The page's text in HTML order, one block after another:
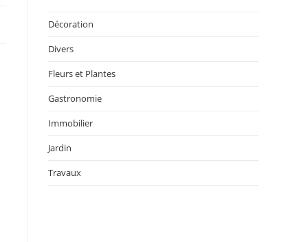
Décoration
Divers
Fleurs et Plantes
Gastronomie
Immobilier
Jardin
Travaux